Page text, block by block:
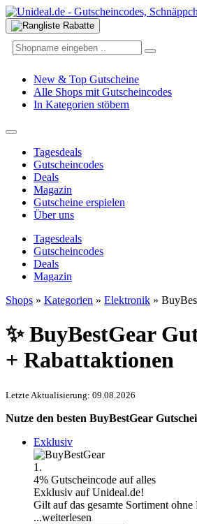
New & Top Gutscheine
Alle Shops mit Gutscheincodes
In Kategorien stöbern
Tagesdeals
Gutscheincodes
Deals
Magazin
Gutscheine erspielen
Über uns
Tagesdeals
Gutscheincodes
Deals
Magazin
Shops » Kategorien » Elektronik »
✨ BuyBestGear
+ Rabattaktionen
Letzte Aktualisierung: 09.08.2026
Nutze den besten BuyBestGear
Exklusiv
1.
4% Gutscheincode auf alles
Exklusiv auf Unideal.de!
Gilt auf das gesamte Sortiment
...weiterlesen